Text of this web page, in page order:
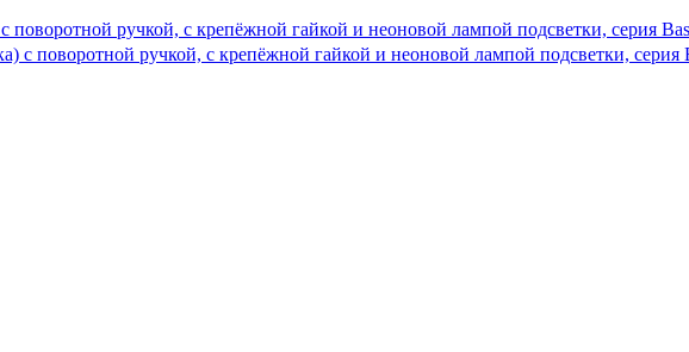
поворотной ручкой, с крепёжной гайкой и неоновой лампой подсветки, серия